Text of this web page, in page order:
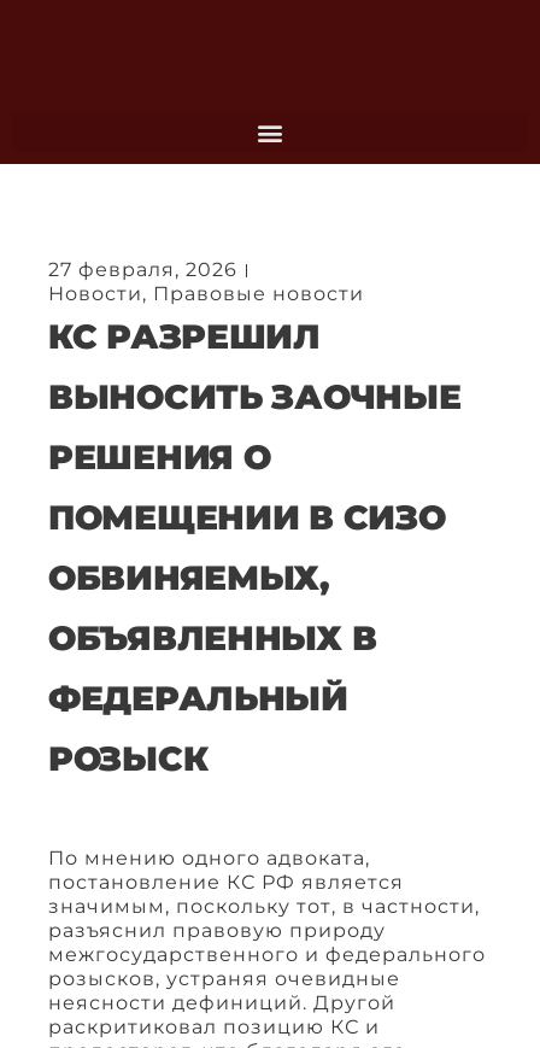
27 февраля, 2026
Новости, Правовые новости
КС РАЗРЕШИЛ
ВЫНОСИТЬ ЗАОЧНЫЕ
РЕШЕНИЯ О
ПОМЕЩЕНИИ В СИЗО
ОБВИНЯЕМЫХ,
ОБЪЯВЛЕННЫХ В
ФЕДЕРАЛЬНЫЙ
РОЗЫСК
По мнению одного адвоката,
постановление КС РФ является
значимым, поскольку тот, в частности,
разъяснил правовую природу
межгосударственного и федерального
розысков, устраняя очевидные
неясности дефиниций. Другой
раскритиковал позицию КС и